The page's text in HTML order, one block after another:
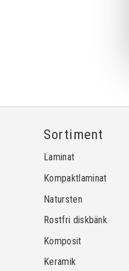
Sortiment
Laminat
Kompaktlaminat
Natursten
Rostfri diskbänk
Komposit
Keramik